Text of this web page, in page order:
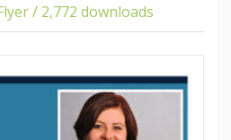
/ 2,772 downloads